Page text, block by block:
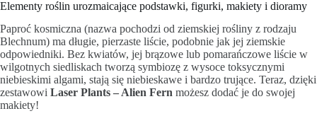
Elementy roślin urozmaicające podstawki, figurki, makiety i dioramy
Paproć kosmiczna (nazwa pochodzi od ziemskiej rośliny z rodzaju
Blechnum) ma długie, pierzaste liście, podobnie jak jej ziemskie
odpowiedniki. Bez kwiatów, jej brązowe lub pomarańczowe liście w
wilgotnych siedliskach tworzą symbiozę z wysoce toksycznymi
niebieskimi algami, stają się niebieskawe i bardzo trujące. Teraz, dzięki
zestawowi Laser Plants – Alien Fern możesz dodać je do swojej
makiety!